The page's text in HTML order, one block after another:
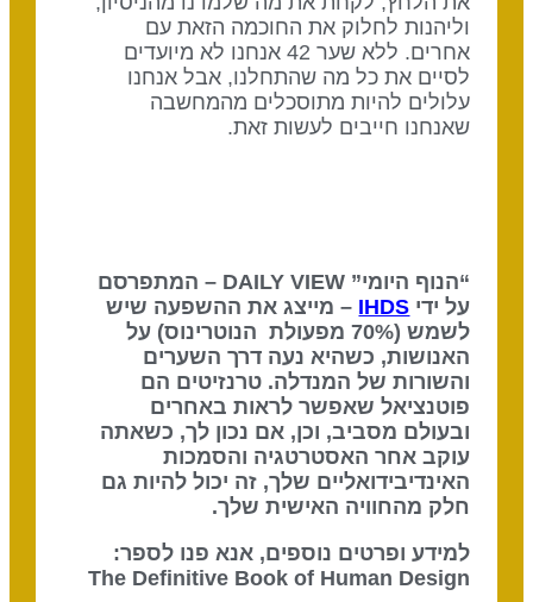
וליהנות לחלוק את החוכמה הזאת עם
אחרים. ללא שער 42 אנחנו לא מיועדים
לסיים את כל מה שהתחלנו, אבל אנחנו
עלולים להיות מתוסכלים מהמחשבה
שאנחנו חייבים לעשות זאת.
“הנוף היומי” DAILY VIEW – המתפרסם
על ידיIHDS – מייצג את ההשפעה שיש
לשמש (70% מפעולת הנוטרינוס) על
האנושות, כשהיא נעה דרך השערים
והשורות של המנדלה. טרנזיטים הם
פוטנציאל שאפשר לראות באחרים
ובעולם מסביב, וכן, אם נכון לך, כשאתה
עוקב אחר האסטרטגיה והסמכות
האינדיבידואליים שלך, זה יכול להיות גם
חלק מהחוויה האישית שלך.
למידע ופרטים נוספים, אנא פנו לספר:
The Definitive Book of Human Design